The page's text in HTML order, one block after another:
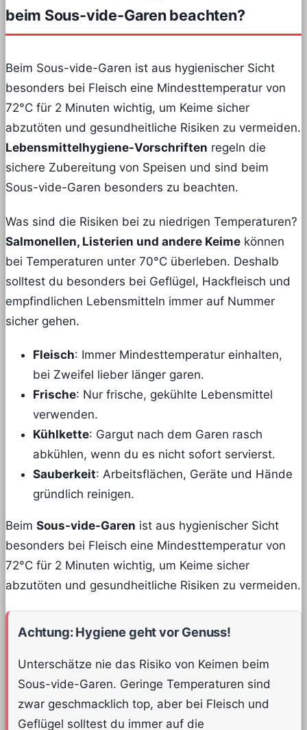
beim Sous-vide-Garen beachten?
Beim Sous-vide-Garen ist aus hygienischer Sicht
besonders bei Fleisch eine Mindesttemperatur von
72°C für 2 Minuten wichtig, um Keime sicher
abzutöten und gesundheitliche Risiken zu vermeiden.
Lebensmittelhygiene-Vorschriften regeln die
sichere Zubereitung von Speisen und sind beim
Sous-vide-Garen besonders zu beachten.
Was sind die Risiken bei zu niedrigen Temperaturen?
Salmonellen, Listerien und andere Keime können
bei Temperaturen unter 70°C überleben. Deshalb
solltest du besonders bei Geflügel, Hackfleisch und
empfindlichen Lebensmitteln immer auf Nummer
sicher gehen.
Fleisch: Immer Mindesttemperatur einhalten,
bei Zweifel lieber länger garen.
Frische: Nur frische, gekühlte Lebensmittel
verwenden.
Kühlkette: Gargut nach dem Garen rasch
abkühlen, wenn du es nicht sofort servierst.
Sauberkeit: Arbeitsflächen, Geräte und Hände
gründlich reinigen.
Beim Sous-vide-Garen ist aus hygienischer Sicht
besonders bei Fleisch eine Mindesttemperatur von
72°C für 2 Minuten wichtig, um Keime sicher
abzutöten und gesundheitliche Risiken zu vermeiden.
Achtung: Hygiene geht vor Genuss!
Unterschätze nie das Risiko von Keimen beim
Sous-vide-Garen. Geringe Temperaturen sind
zwar geschmacklich top, aber bei Fleisch und
Geflügel solltest du immer auf die